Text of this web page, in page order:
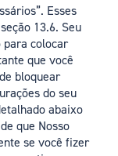
Esses
13.6. Seu
colocar
que você
bloquear
do seu
abaixo
que Nosso
se você fizer